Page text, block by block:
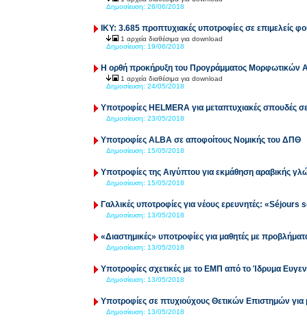
Δημοσίευση: 26/06/2018
ΙΚΥ: 3.685 προπτυχιακές υποτροφίες σε επιμελείς
1 αρχεία διαθέσιμα για download
Δημοσίευση: 19/06/2018
Η ορθή προκήρυξη του Προγράμματος Μορφωτικών
1 αρχεία διαθέσιμα για download
Δημοσίευση: 24/05/2018
Υποτροφίες HELMERA για μεταπτυχιακές σπουδές
Δημοσίευση: 23/05/2018
Υποτροφίες ALBA σε αποφοίτους Νομικής του ΔΠΘ
Δημοσίευση: 15/05/2018
Υποτροφίες της Αιγύπτου για εκμάθηση αραβικής
Δημοσίευση: 15/05/2018
Γαλλικές υποτροφίες για νέους ερευνητές:
Δημοσίευση: 13/05/2018
«Διαστημικές» υποτροφίες για μαθητές με
Δημοσίευση: 13/05/2018
Υποτροφίες σχετικές με το ΕΜΠ από το Ίδρυμα
Δημοσίευση: 13/05/2018
Υποτροφίες σε πτυχιούχους Θετικών Επιστημών για
Δημοσίευση: 13/05/2018